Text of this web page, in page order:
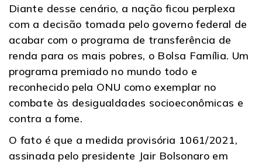
Diante desse cenário, a nação ficou perplexa
com a decisão tomada pelo governo federal de
acabar com o programa de transferência de
renda para os mais pobres, o Bolsa Família. Um
programa premiado no mundo todo e
reconhecido pela ONU como exemplar no
combate às desigualdades socioeconômicas e
contra a fome.
O fato é que a medida provisória 1061/2021,
assinada pelo presidente Jair Bolsonaro em